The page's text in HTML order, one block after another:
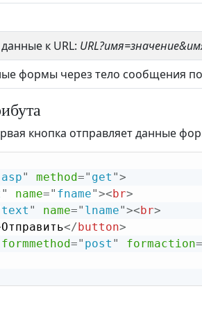
к URL:
формы через тело сообщения по
кнопка отправляет данные
" method=" get ">
" name=" fname">< br>
text " name=" lname">< br>
Отправить</ button>
formmethod=" post " formaction=